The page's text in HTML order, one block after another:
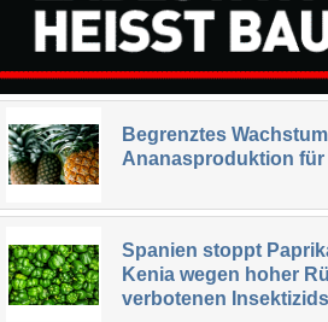
Begrenztes
Ananasproduktion für
Spanien stoppt
Kenia wegen hoher
verbotenen